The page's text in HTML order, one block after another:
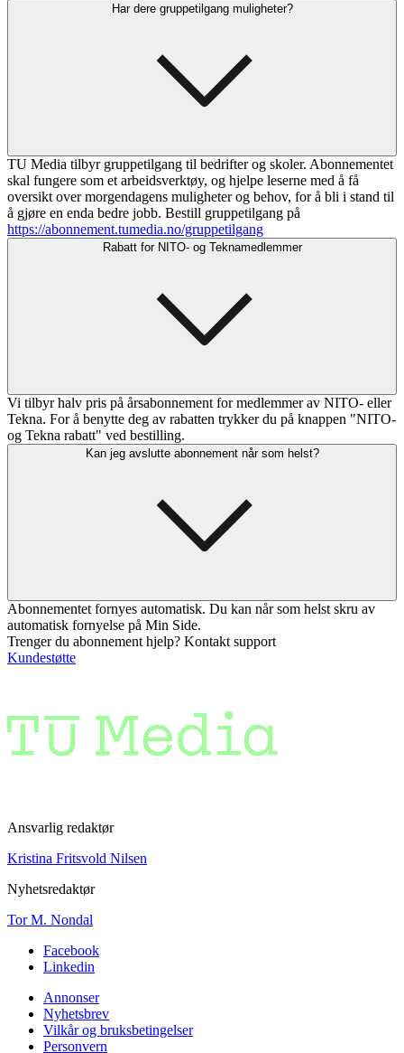
Har dere gruppetilgang muligheter?
TU Media tilbyr gruppetilgang til bedrifter og skoler. Abonnementet
skal fungere som et arbeidsverktøy, og hjelpe leserne med å få
oversikt over morgendagens muligheter og behov, for å bli i stand til
å gjøre en enda bedre jobb. Bestill gruppetilgang på
https://abonnement.tumedia.no/gruppetilgang
Rabatt for NITO- og Teknamedlemmer
Vi tilbyr halv pris på årsabonnement for medlemmer av NITO- eller
Tekna. For å benytte deg av rabatten trykker du på knappen "NITO-
og Tekna rabatt" ved bestilling.
Kan jeg avslutte abonnement når som helst?
Abonnementet fornyes automatisk. Du kan når som helst skru av
automatisk fornyelse på Min Side.
Trenger du abonnement hjelp? Kontakt support
Kundestøtte
Ansvarlig redaktør
Kristina Fritsvold Nilsen
Nyhetsredaktør
Tor M. Nondal
Facebook
Linkedin
Annonser
Nyhetsbrev
Vilkår og bruksbetingelser
Personvern